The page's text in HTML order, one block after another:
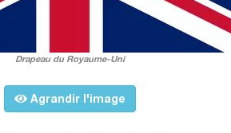
Drapeau du Royaume-Uni
Agrandir l'image